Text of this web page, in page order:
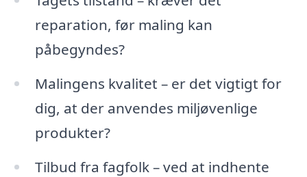
reparation, før maling kan
påbegyndes?
Malingens kvalitet – er det vigtigt for
dig, at der anvendes miljøvenlige
produkter?
Tilbud fra fagfolk – ved at indhente